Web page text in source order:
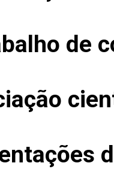
de